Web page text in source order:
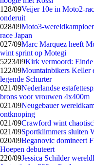
1 28/09Veijer 10e in Moto2-
onderuit
028/09Moto3-
race Japan
027/09Marc Marquez heeft
wint sprint op Motegi
5223/09Kirk vermoord: Einde
1 22/09Mountainbikers Keller
legende Schurter
021/09Nederlandse
brons voor vrouwen 4x400m
021/09Neugebauer
ontknoping
021/09Crawford wint
021/09Sportklimmers sluiten
020/09Beganovic domineert
Hoepen debuteert
220/09Jessica Schilder